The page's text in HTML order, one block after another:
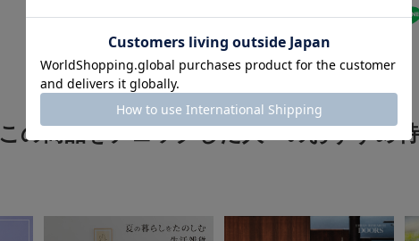
業界最多の再生プ
注力している。
※直射日光の当た
※その他お取り扱い
色味と異なって見
※商品の色味の目
★ 4
★2
この商品をチェックした人へのおすすめ